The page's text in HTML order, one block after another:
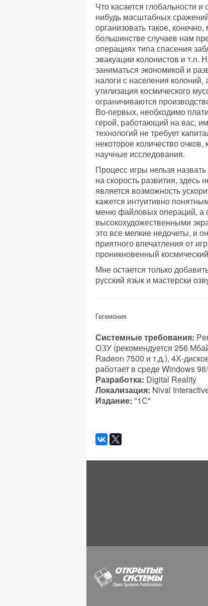
Что касается глобальности
нибудь масштабных
организовать такое,
большинстве случаев нам
операциях типа спасения
эвакуации колонистов и
заниматься экономикой и
налоги с населения
утилизация космического
ограничиваются
Во-первых, необходимо
герой, работающий на вас,
технологий не требует
некоторое количество
научные исследования.
Процесс игры нельзя
на скорость развития,
является возможность
кажется интуитивно
меню файловых операций, а
высокохудожественными
это все мелкие недочеты, и
приятного впечатления от
проникновенный
Мне остается только
русский язык и мастерски
Гегемония
Системные требования:
ОЗУ (рекомендуется 256
Radeon 7500 и т.д.), 4Х-
работает в среде Windows
Разработка: Digital Reality
Локализация: Nival
Издание: "1С"